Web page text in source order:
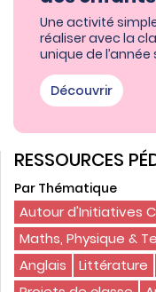
Une activité
réaliser avec la
unique de l’année
Découvrir
RESSOURCES
Par Thématique
Autour d'Initiatives
Maths, Physique &
Anglais
Littérature